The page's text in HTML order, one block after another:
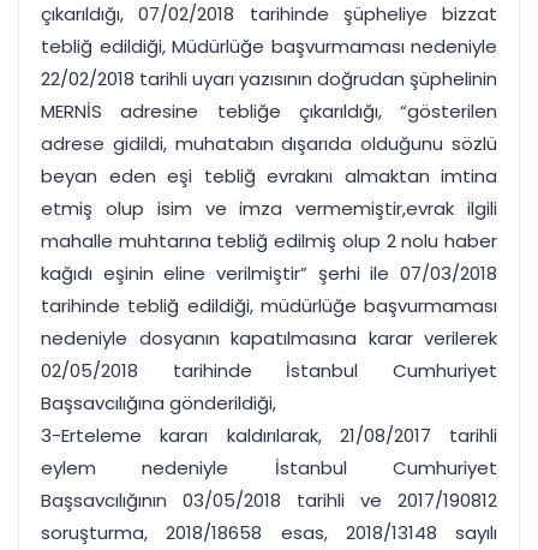
çıkarıldığı, 07/02/2018 tarihinde şüpheliye bizzat
tebliğ edildiği, Müdürlüğe başvurmaması nedeniyle
22/02/2018 tarihli uyarı yazısının doğrudan şüphelinin
MERNİS adresine tebliğe çıkarıldığı, “gösterilen
adrese gidildi, muhatabın dışarıda olduğunu sözlü
beyan eden eşi tebliğ evrakını almaktan imtina
etmiş olup isim ve imza vermemiştir,evrak ilgili
mahalle muhtarına tebliğ edilmiş olup 2 nolu haber
kağıdı eşinin eline verilmiştir” şerhi ile 07/03/2018
tarihinde tebliğ edildiği, müdürlüğe başvurmaması
nedeniyle dosyanın kapatılmasına karar verilerek
02/05/2018 tarihinde İstanbul Cumhuriyet
Başsavcılığına gönderildiği,
3-Erteleme kararı kaldırılarak, 21/08/2017 tarihli
eylem nedeniyle İstanbul Cumhuriyet
Başsavcılığının 03/05/2018 tarihli ve 2017/190812
soruşturma, 2018/18658 esas, 2018/13148 sayılı